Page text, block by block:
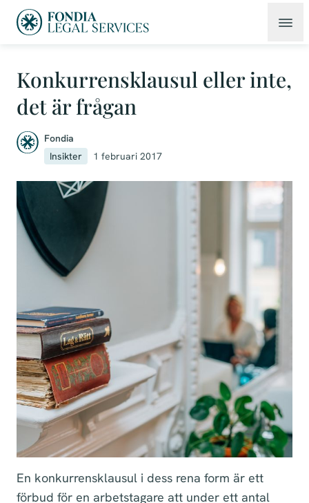
Konkurrensklausul eller inte,
det är frågan
Fondia
Insikter
1 februari 2017
En konkurrensklausul i dess rena form är ett
förbud för en arbetstagare att under ett antal